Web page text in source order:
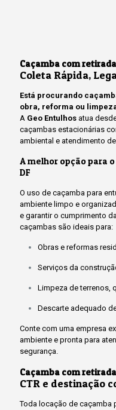
Caçamba com
Coleta Rápida,
Está procurando
obra, reforma ou
A Geo Entulhos atua
caçambas estacionárias
ambiental e atendimento
A melhor opção para
DF
O uso de caçamba para
ambiente limpo e
e garantir o cumprimento
caçambas são ideais para:
Obras e reformas
Serviços da
Limpeza de terrenos,
Descarte adequado
Conte com uma empresa
ambiente e pronta para
segurança.
Caçamba com
CTR e destinação
Toda locação de caçamba